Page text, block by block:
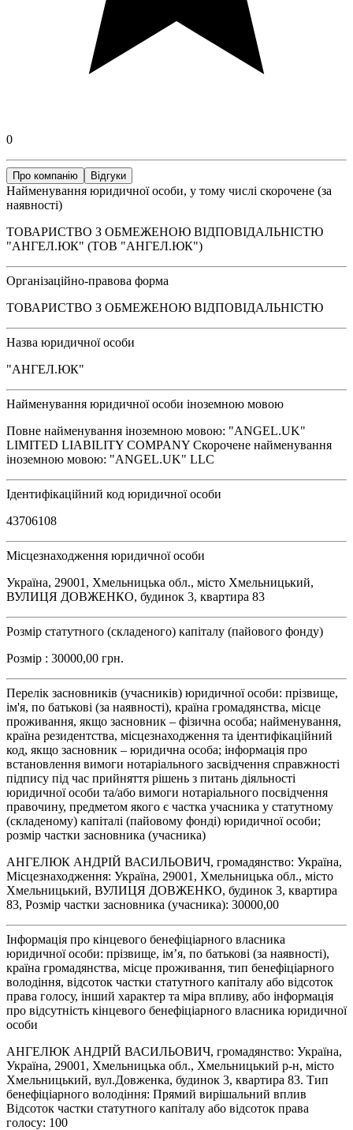
0
Про компанію Відгуки
Найменування юридичної особи, у тому числі скорочене (за
наявності)
ТОВАРИСТВО З ОБМЕЖЕНОЮ ВІДПОВІДАЛЬНІСТЮ
"АНГЕЛ.ЮК" (ТОВ "АНГЕЛ.ЮК")
Організаційно-правова форма
ТОВАРИСТВО З ОБМЕЖЕНОЮ ВІДПОВІДАЛЬНІСТЮ
Назва юридичної особи
"АНГЕЛ.ЮК"
Найменування юридичної особи іноземною мовою
Повне найменування іноземною мовою: "ANGEL.UK"
LIMITED LIABILITY COMPANY Скорочене найменування
іноземною мовою: "ANGEL.UK" LLC
Ідентифікаційний код юридичної особи
43706108
Місцезнаходження юридичної особи
Україна, 29001, Хмельницька обл., місто Хмельницький,
ВУЛИЦЯ ДОВЖЕНКО, будинок 3, квартира 83
Розмір статутного (складеного) капіталу (пайового фонду)
Розмір : 30000,00 грн.
Перелік засновників (учасників) юридичної особи: прізвище,
ім'я, по батькові (за наявності), країна громадянства, місце
проживання, якщо засновник – фізична особа; найменування,
країна резидентства, місцезнаходження та ідентифікаційний
код, якщо засновник – юридична особа; інформація про
встановлення вимоги нотаріального засвідчення справжності
підпису під час прийняття рішень з питань діяльності
юридичної особи та/або вимоги нотаріального посвідчення
правочину, предметом якого є частка учасника у статутному
(складеному) капіталі (пайовому фонді) юридичної особи;
розмір частки засновника (учасника)
АНГЕЛЮК АНДРІЙ ВАСИЛЬОВИЧ, громадянство: Україна,
Місцезнаходження: Україна, 29001, Хмельницька обл., місто
Хмельницький, ВУЛИЦЯ ДОВЖЕНКО, будинок 3, квартира
83, Розмір частки засновника (учасника): 30000,00
Інформація про кінцевого бенефіціарного власника
юридичної особи: прізвище, ім’я, по батькові (за наявності),
країна громадянства, місце проживання, тип бенефіціарного
володіння, відсоток частки статутного капіталу або відсоток
права голосу, інший характер та міра впливу, або інформація
про відсутність кінцевого бенефіціарного власника юридичної
особи
АНГЕЛЮК АНДРІЙ ВАСИЛЬОВИЧ, громадянство: Україна,
Україна, 29001, Хмельницька обл., Хмельницький р-н, місто
Хмельницький, вул.Довженка, будинок 3, квартира 83. Тип
бенефіціарного володіння: Прямий вирішальний вплив
Відсоток частки статутного капіталу або відсоток права
голосу: 100